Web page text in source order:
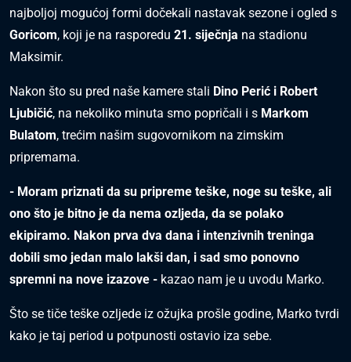
najboljoj mogućoj formi dočekali nastavak sezone i ogled s
Goricom, koji je na rasporedu 21. siječnja na stadionu
Maksimir.
Nakon što su pred naše kamere stali Dino Perić i Robert
Ljubičić, na nekoliko minuta smo popričali i s Markom
Bulatom, trećim našim sugovornikom na zimskim
pripremama.
- Moram priznati da su pripreme teške, noge su teške, ali
ono što je bitno je da nema ozljeda, da se polako
ekipiramo. Nakon prva dva dana i intenzivnih treninga
dobili smo jedan malo lakši dan, i sad smo ponovno
spremni na nove izazove - kazao nam je u uvodu Marko.
Što se tiče teške ozljede iz ožujka prošle godine, Marko tvrdi
kako je taj period u potpunosti ostavio iza sebe.